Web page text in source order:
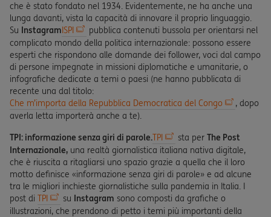
che è stato fondato nel 1934. Evidentemente, ne ha anche una
lunga davanti, vista la capacità di innovare il proprio linguaggio.
Su InstagramISPI
pubblica contenuti bussola per orientarsi nel
complicato mondo della politica internazionale: possono essere
esperti che rispondono alle domande dei follower, voci dal campo
di persone impegnate in missioni diplomatiche e umanitarie, o
infografiche dedicate a temi o paesi (ne hanno pubblicata di
recente una dal titolo:
Che m’importa della Repubblica Democratica del Congo
, dopo
averla letta importerà anche a te).
TPI: informazione senza giri di parole.TPI sta per The Post
Internazionale, una realtà giornalistica italiana nativa digitale,
che è riuscita a ritagliarsi uno spazio grazie a quella che il loro
motto definisce «informazione senza giri di parole» e ad alcune
tra le migliori inchieste giornalistiche sulla pandemia in Italia. I
post di TPI su Instagram sono composti da grafiche o
illustrazioni, che prendono di petto i temi più importanti della